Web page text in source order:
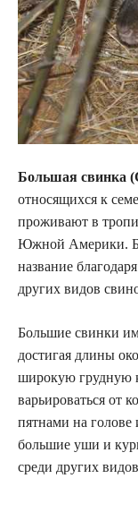
Большая свинка
относящихся к
проживают в
Южной Америки.
название
других видов
Большие свинки
достигая длины
широкую грудную
варьироваться от
пятнами на
большие уши и
среди других